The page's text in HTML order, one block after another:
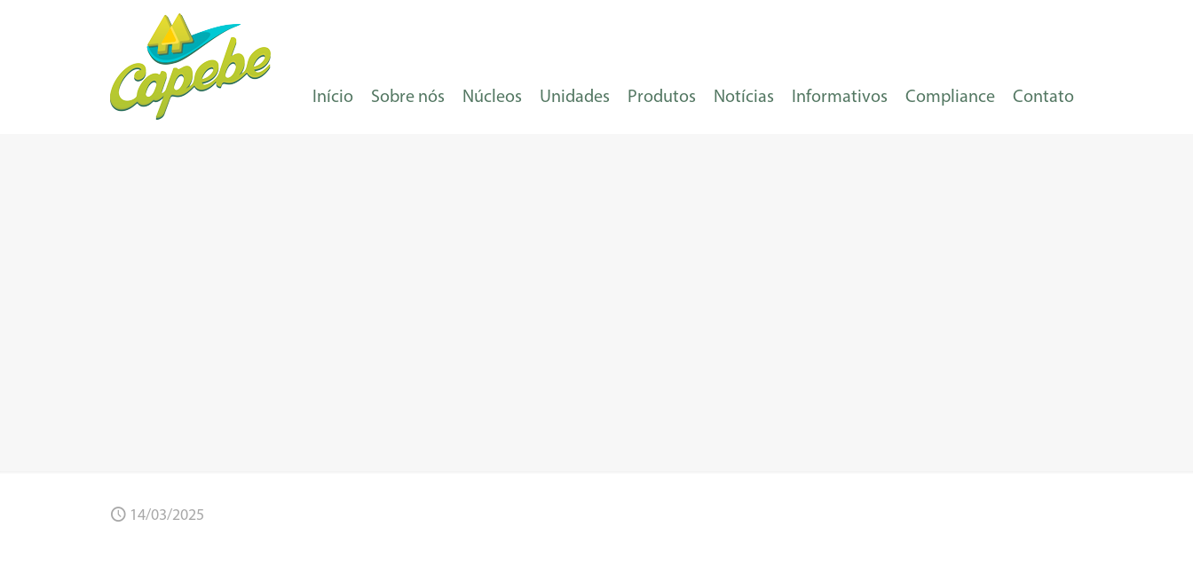
Início Sobre nós Núcleos Unidades Produtos Notícias Informativos Compliance Contato
14/03/2025